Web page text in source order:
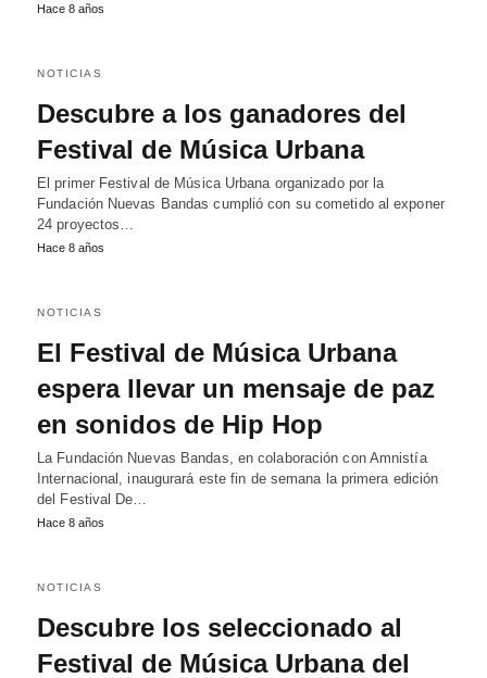
Hace 8 años
NOTICIAS
Descubre a los ganadores del
Festival de Música Urbana
El primer Festival de Música Urbana organizado por la
Fundación Nuevas Bandas cumplió con su cometido al exponer
24 proyectos…
Hace 8 años
NOTICIAS
El Festival de Música Urbana
espera llevar un mensaje de paz
en sonidos de Hip Hop
La Fundación Nuevas Bandas, en colaboración con Amnistía
Internacional, inaugurará este fin de semana la primera edición
del Festival De…
Hace 8 años
NOTICIAS
Descubre los seleccionado al
Festival de Música Urbana del